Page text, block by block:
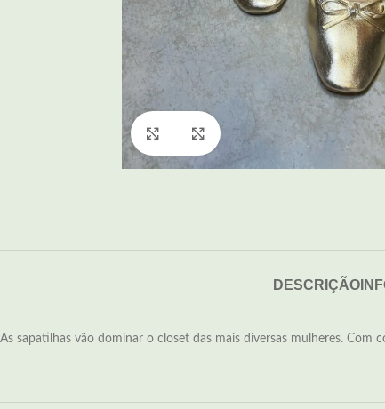
Click to enlarge
DESCRIÇÃO
As sapatilhas vão dominar o closet das mais diversas mulheres.